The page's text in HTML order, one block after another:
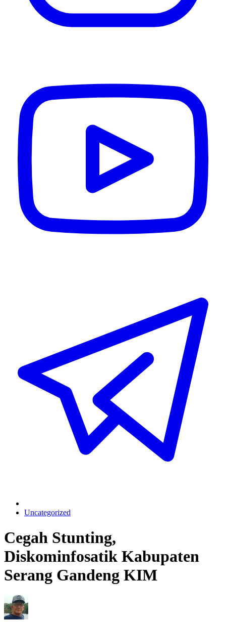
Uncategorized
Cegah Stunting,
Diskominfosatik Kabupaten
Serang Gandeng KIM